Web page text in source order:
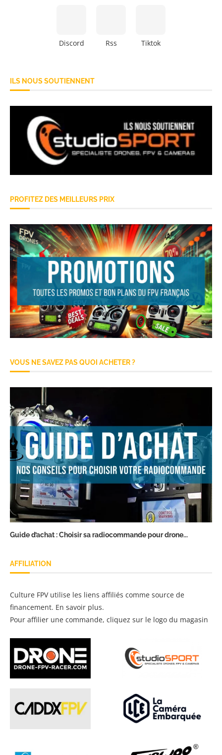
Discord Rss Tiktok
ILS NOUS SOUTIENNENT
PROFITEZ DES MEILLEURS PRIX
VOUS NE SAVEZ PAS QUOI ACHETER ?
Guide d’achat : Choisir sa radiocommande pour drone...
AFFILIATION
Culture FPV utilise les liens affiliés comme source de
financement. En savoir plus.
Pour affilier une commande, cliquez sur le logo du magasin